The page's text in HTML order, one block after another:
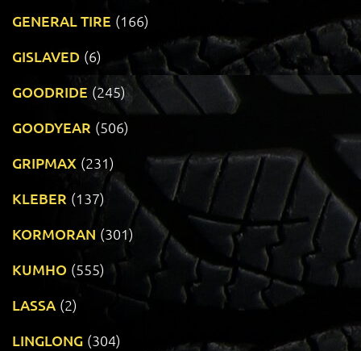
GENERAL TIRE (166)
GISLAVED (6)
GOODRIDE (245)
GOODYEAR (506)
GRIPMAX (231)
KLEBER (137)
KORMORAN (301)
KUMHO (555)
LASSA (2)
LINGLONG (304)